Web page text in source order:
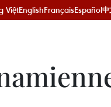
ViệtEnglishFrançaisEspañol中